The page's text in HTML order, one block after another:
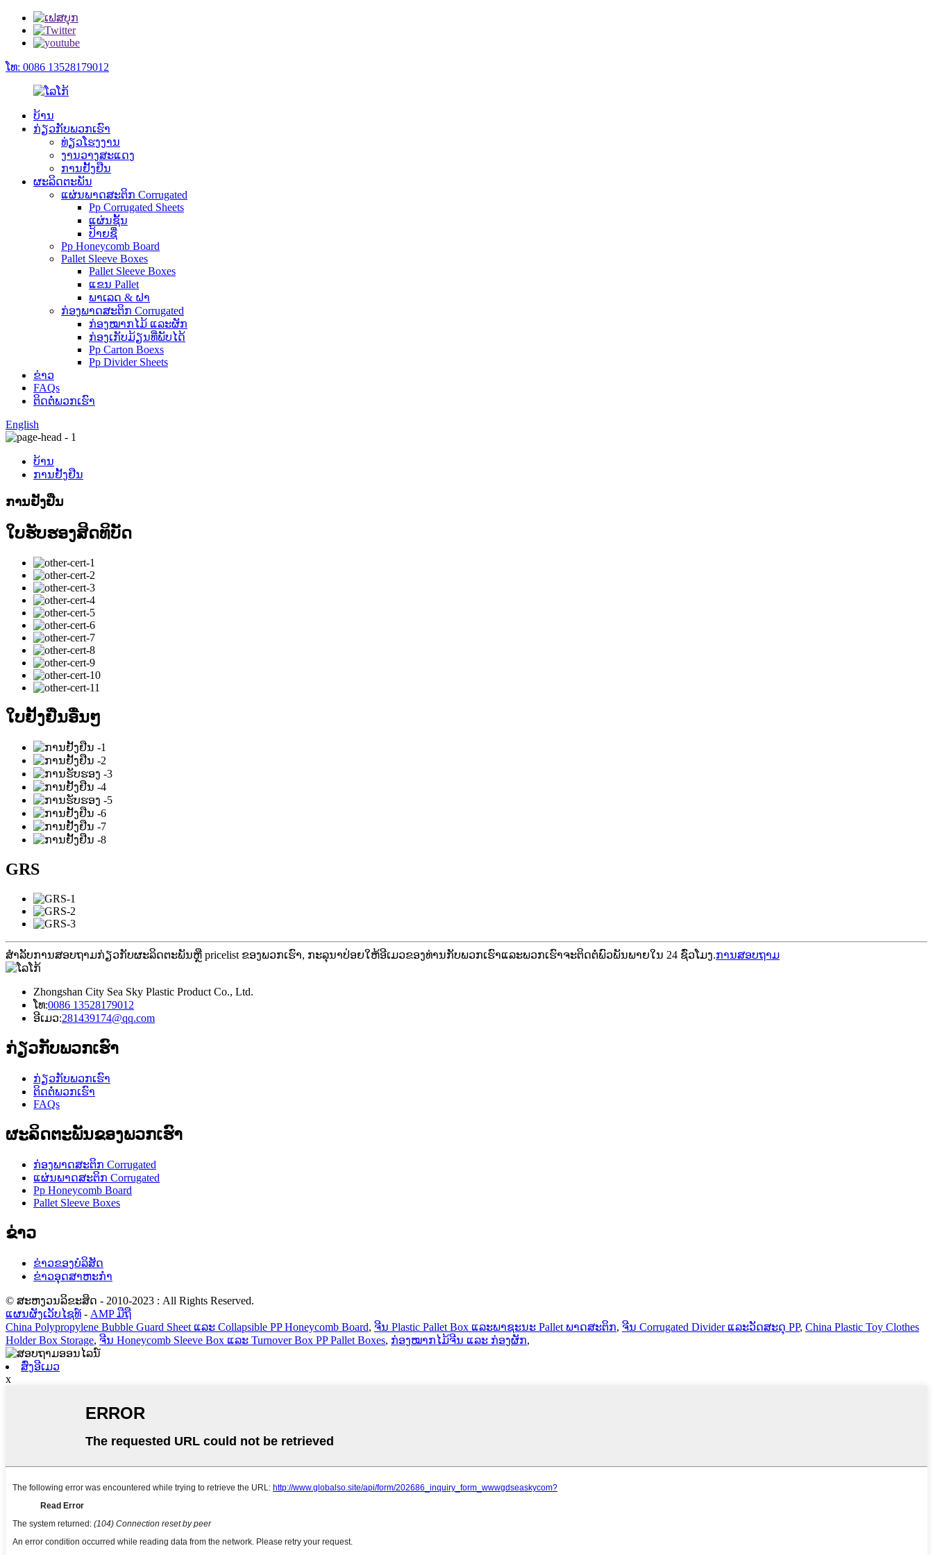
ໂທ: 0086 13528179012
ບ້ານ
ກ່ຽວ​ກັບ​ພວກ​ເຮົາ
ທ່ຽວໂຮງງານ
ງານວາງສະແດງ
ການຢັ້ງຢືນ
ຜະລິດຕະພັນ
ແຜ່ນພາດສະຕິກ Corrugated
Pp Corrugated Sheets
ແຜ່ນຊັ້ນ
ປ້າຍຊື່
Pp Honeycomb Board
Pallet Sleeve Boxes
Pallet Sleeve Boxes
ແຂນ Pallet
ພາເລດ & ຝາ
ກ່ອງພາດສະຕິກ Corrugated
ກ່ອງໝາກໄມ້ ແລະຜັກ
ກ່ອງເກັບມ້ຽນທີ່ພັບໄດ້
Pp Carton Boexs
Pp Divider Sheets
ຂ່າວ
FAQs
ຕິດ​ຕໍ່​ພວກ​ເຮົາ
English
ບ້ານ
ການຢັ້ງຢືນ
ການຢັ້ງຢືນ
ໃບຮັບຮອງສິດທິບັດ
ໃບຢັ້ງຢືນອື່ນໆ
GRS
ສໍາ​ລັບ​ການ​ສອບ​ຖາມ​ກ່ຽວ​ກັບ​ຜະ​ລິດ​ຕະ​ພັນ​ຫຼື pricelist ຂອງ​ພວກ​ເຮົາ​, ກະ​ລຸ​ນາ​ປ່ອຍ​ໃຫ້​ອີ​ເມວ​ຂອງ​ທ່ານ​ກັບ​ພວກ​ເຮົາ​ແລະ​ພວກ​ເຮົາ​ຈະ​ຕິດ​ຕໍ່​ພົວ​ພັນ​ພາຍ​ໃນ 24 ຊົ່ວ​ໂມງ​.ການສອບຖາມ
Zhongshan City Sea Sky Plastic Product Co., Ltd.
ໂທ:0086 13528179012
ອີເມວ:281439174@qq.com
ກ່ຽວ​ກັບ​ພວກ​ເຮົາ
ກ່ຽວ​ກັບ​ພວກ​ເຮົາ
ຕິດ​ຕໍ່​ພວກ​ເຮົາ
FAQs
ຜະລິດຕະພັນຂອງພວກເຮົາ
ກ່ອງພາດສະຕິກ Corrugated
ແຜ່ນພາດສະຕິກ Corrugated
Pp Honeycomb Board
Pallet Sleeve Boxes
ຂ່າວ
ຂ່າວຂອງບໍລິສັດ
ຂ່າວອຸດສາຫະກໍາ
© ສະຫງວນລິຂະສິດ - 2010-2023 : All Rights Reserved.
ແຜນຜັງເວັບໄຊທ໌ - AMP ມືຖື
China Polypropylene Bubble Guard Sheet ແລະ Collapsible PP Honeycomb Board, ຈີນ Plastic Pallet Box ແລະພາຊະນະ Pallet ພາດສະຕິກ, ຈີນ Corrugated Divider ແລະວັດສະດຸ PP, China Plastic Toy Clothes
Holder Box Storage, ຈີນ Honeycomb Sleeve Box ແລະ Turnover Box PP Pallet Boxes, ກ່ອງໝາກໄມ້ຈີນ ແລະ ກ່ອງຜັກ,
ສົ່ງອີເມວ
x